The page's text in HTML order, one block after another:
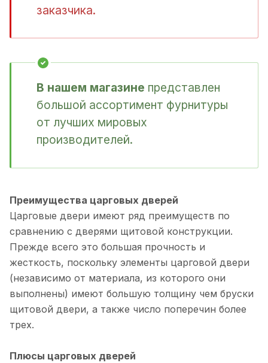
заказчика.
В нашем магазине представлен
большой ассортимент фурнитуры
от лучших мировых
производителей.
Преимущества царговых дверей
Царговые двери имеют ряд преимуществ по
сравнению с дверями щитовой конструкции.
Прежде всего это большая прочность и
жесткость, поскольку элементы царговой двери
(независимо от материала, из которого они
выполнены) имеют большую толщину чем бруски
щитовой двери, а также число поперечин более
трех.
Плюсы царговых дверей